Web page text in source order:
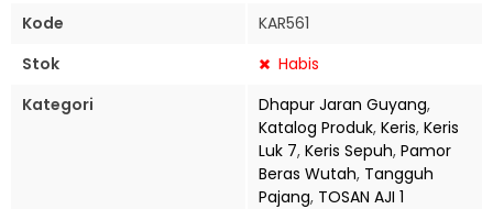
Kode
KAR561
Stok
Habis
Kategori
Dhapur Jaran Guyang,
Katalog Produk, Keris, Keris
Luk 7, Keris Sepuh, Pamor
Beras Wutah, Tangguh
Pajang, TOSAN AJI 1